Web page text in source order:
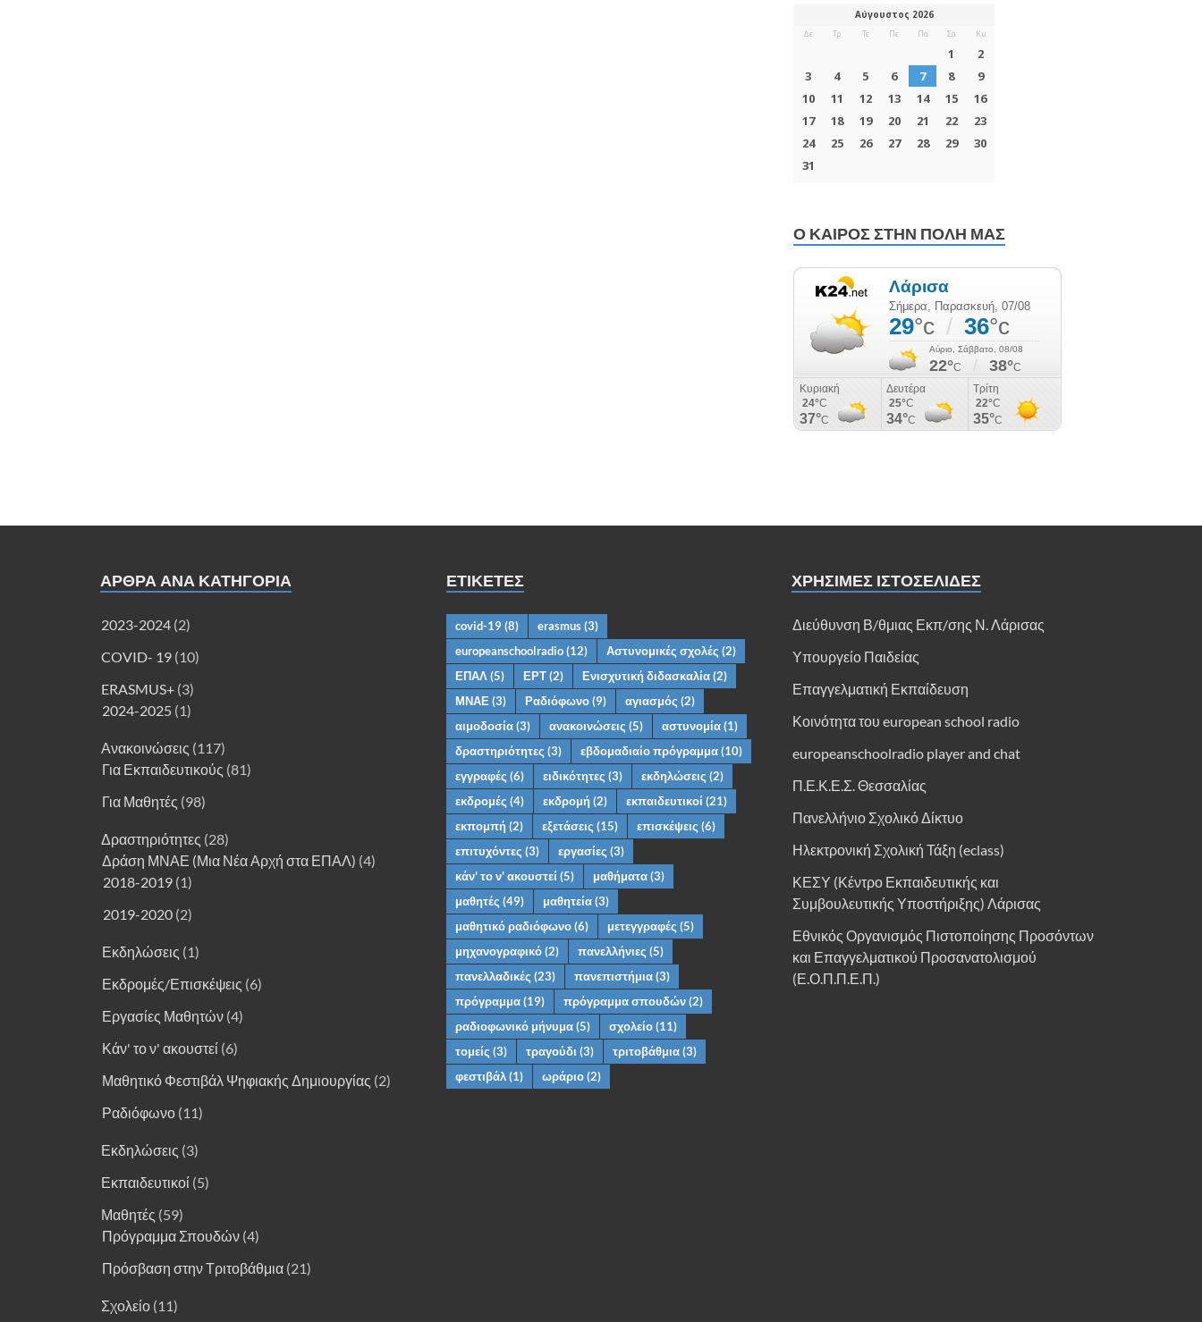
Ο ΚΑΙΡΌΣ ΣΤΗΝ ΠΌΛΗ ΜΑΣ
ΑΡΘΡΑ ΑΝΑ ΚΑΤΗΓΟΡΊΑ
2023-2024 (2)
COVID- 19 (10)
ERASMUS+ (3)
2024-2025 (1)
Ανακοινώσεις (117)
Για Εκπαιδευτικούς (81)
Για Μαθητές (98)
Δραστηριότητες (28)
Δράση ΜΝΑΕ (Μια Νέα Αρχή στα ΕΠΑΛ) (4)
2018-2019 (1)
2019-2020 (2)
Εκδηλώσεις (1)
Εκδρομές/Επισκέψεις (6)
Εργασίες Μαθητών (4)
Κάν' το ν' ακουστεί (6)
Μαθητικό Φεστιβάλ Ψηφιακής Δημιουργίας (2)
Ραδιόφωνο (11)
Εκδηλώσεις (3)
Εκπαιδευτικοί (5)
Μαθητές (59)
Πρόγραμμα Σπουδών (4)
Πρόσβαση στην Τριτοβάθμια (21)
Σχολείο (11)
ΕΤΙΚΈΤΕΣ
covid-19(8) erasmus(3)
europeanschoolradio(12) Αστυνομικές σχολές (2)
ΕΠΑΛ (5) ΕΡΤ(2) Ενισχυτική διδασκαλία(2)
ΜΝΑΕ (3) Ραδιόφωνο(9) αγιασμός (2)
αιμοδοσία(3) ανακοινώσεις (5) αστυνομία(1)
δραστηριότητες (3) εβδομαδιαίο πρόγραμμα(10)
εγγραφές (6) ειδικότητες (3) εκδηλώσεις (2)
εκδρομές (4) εκδρομή(2) εκπαιδευτικοί (21)
εκπομπή(2) εξετάσεις (15) επισκέψεις (6)
επιτυχόντες (3) εργασίες (3)
κάν' το ν' ακουστεί (5) μαθήματα(3)
μαθητές (49) μαθητεία(3)
μαθητικό ραδιόφωνο(6) μετεγγραφές (5)
μηχανογραφικό(2) πανελλήνιες (5)
πανελλαδικές (23) πανεπιστήμια(3)
πρόγραμμα(19) πρόγραμμα σπουδών(2)
ραδιοφωνικό μήνυμα(5) σχολείο(11)
τομείς (3) τραγούδι (3) τριτοβάθμια(3)
φεστιβάλ(1) ωράριο(2)
ΧΡΗΣΙΜΕΣ ΙΣΤΟΣΕΛΙΔΕΣ
Διεύθυνση Β/θμιας Εκπ/σης Ν. Λάρισας
Υπουργείο Παιδείας
Επαγγελματική Εκπαίδευση
Κοινότητα του european school radio
europeanschoolradio player and chat
Π.Ε.Κ.Ε.Σ. Θεσσαλίας
Πανελλήνιο Σχολικό Δίκτυο
Ηλεκτρονική Σχολική Τάξη (eclass)
ΚΕΣΥ (Κέντρο Εκπαιδευτικής και
Συμβουλευτικής Υποστήριξης) Λάρισας
Εθνικός Οργανισμός Πιστοποίησης Προσόντων
και Επαγγελματικού Προσανατολισμού
(Ε.Ο.Π.Π.Ε.Π.)